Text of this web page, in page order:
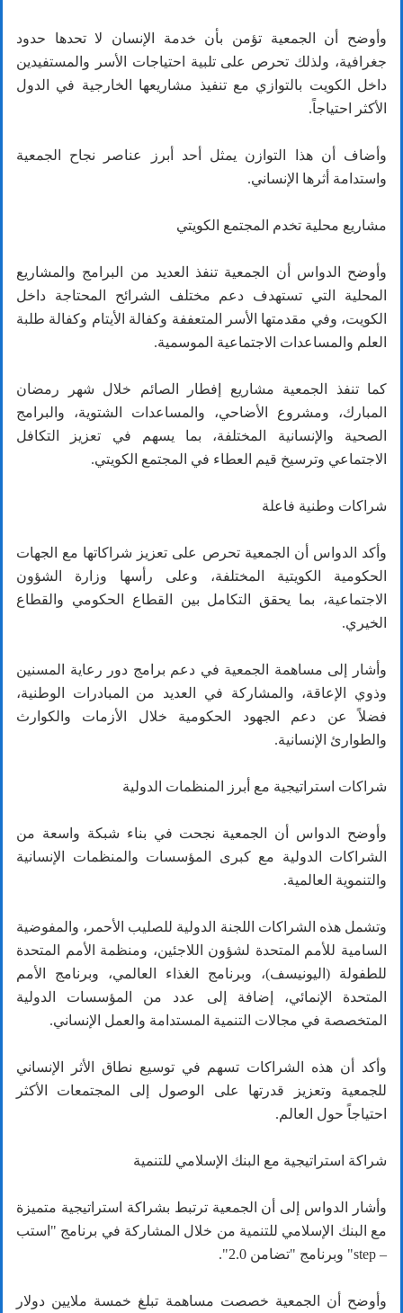
وأوضح أن الجمعية تؤمن بأن خدمة الإنسان لا تحدها حدود
جغرافية، ولذلك تحرص على تلبية احتياجات الأسر والمستفيدين
داخل الكويت بالتوازي مع تنفيذ مشاريعها الخارجية في الدول
الأكثر احتياجاً.
وأضاف أن هذا التوازن يمثل أحد أبرز عناصر نجاح الجمعية
واستدامة أثرها الإنساني.
مشاريع محلية تخدم المجتمع الكويتي
وأوضح الدواس أن الجمعية تنفذ العديد من البرامج والمشاريع
المحلية التي تستهدف دعم مختلف الشرائح المحتاجة داخل
الكويت، وفي مقدمتها الأسر المتعففة وكفالة الأيتام وكفالة طلبة
العلم والمساعدات الاجتماعية الموسمية.
كما تنفذ الجمعية مشاريع إفطار الصائم خلال شهر رمضان
المبارك، ومشروع الأضاحي، والمساعدات الشتوية، والبرامج
الصحية والإنسانية المختلفة، بما يسهم في تعزيز التكافل
الاجتماعي وترسيخ قيم العطاء في المجتمع الكويتي.
شراكات وطنية فاعلة
وأكد الدواس أن الجمعية تحرص على تعزيز شراكاتها مع الجهات
الحكومية الكويتية المختلفة، وعلى رأسها وزارة الشؤون
الاجتماعية، بما يحقق التكامل بين القطاع الحكومي والقطاع
الخيري.
وأشار إلى مساهمة الجمعية في دعم برامج دور رعاية المسنين
وذوي الإعاقة، والمشاركة في العديد من المبادرات الوطنية،
فضلاً عن دعم الجهود الحكومية خلال الأزمات والكوارث
والطوارئ الإنسانية.
شراكات استراتيجية مع أبرز المنظمات الدولية
وأوضح الدواس أن الجمعية نجحت في بناء شبكة واسعة من
الشراكات الدولية مع كبرى المؤسسات والمنظمات الإنسانية
والتنموية العالمية.
وتشمل هذه الشراكات اللجنة الدولية للصليب الأحمر، والمفوضية
السامية للأمم المتحدة لشؤون اللاجئين، ومنظمة الأمم المتحدة
للطفولة (اليونيسف)، وبرنامج الغذاء العالمي، وبرنامج الأمم
المتحدة الإنمائي، إضافة إلى عدد من المؤسسات الدولية
المتخصصة في مجالات التنمية المستدامة والعمل الإنساني.
وأكد أن هذه الشراكات تسهم في توسيع نطاق الأثر الإنساني
للجمعية وتعزيز قدرتها على الوصول إلى المجتمعات الأكثر
احتياجاً حول العالم.
شراكة استراتيجية مع البنك الإسلامي للتنمية
وأشار الدواس إلى أن الجمعية ترتبط بشراكة استراتيجية متميزة
مع البنك الإسلامي للتنمية من خلال المشاركة في برنامج "استب
– step" وبرنامج "تضامن 2.0".
وأوضح أن الجمعية خصصت مساهمة تبلغ خمسة ملايين دولار